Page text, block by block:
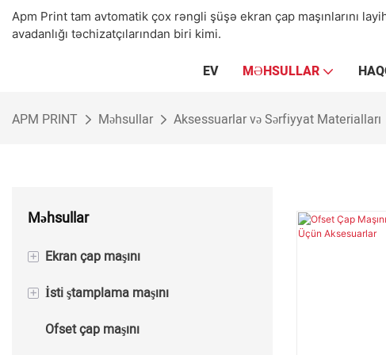
Apm Print tam avtomatik çox rəngli şüşə ekran çap maşınlarını
avadanlığı təchizatçılarından biri kimi.
EV MƏHSULLAR
APM PRINT Məhsullar Aksessuarlar və Sərfiyyat Materialları
Məhsullar
+ Ekran çap maşını
Yarı avtomatik ekran çap maşını
Avtomatik ekran çap maşını
+ İsti ştamplama maşını
Yarı avtomatik isti folqa ştamplama
Ofset çap maşını